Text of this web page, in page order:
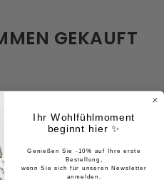
GEKAUFT
Ihr Wohlfühlmoment
beginnt hier ✨
Genießen Sie -10% auf Ihre erste
Bestellung,
wenn Sie sich für unseren Newsletter
anmelden.